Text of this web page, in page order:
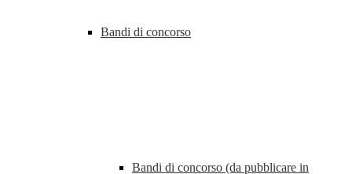
Bandi di concorso
Bandi di concorso (da pubblicare in